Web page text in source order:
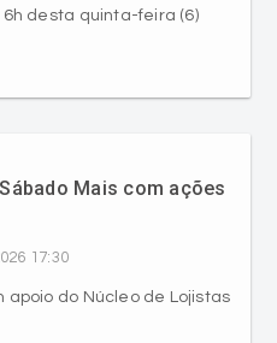
desta quinta-feira (6)
Mais com ações
17:30
do Núcleo de Lojistas